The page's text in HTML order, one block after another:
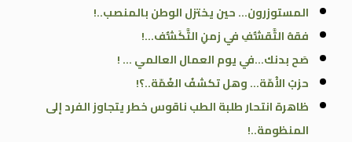
المستوزرون… حين يختزل الوطن بالمنصب..!
فقهُ التَّقشُّفِ في زمنِ التَّكَشُّف…!
صَح بدنك…في يوم العمال العالمي … !
حزبُ الأُمّة… وهل تكشفُ الغُمّة..؟!
ظاهرة انتحار طلبة الطب ناقوس خطر يتجاوز الفرد إلى
المنظومة..!